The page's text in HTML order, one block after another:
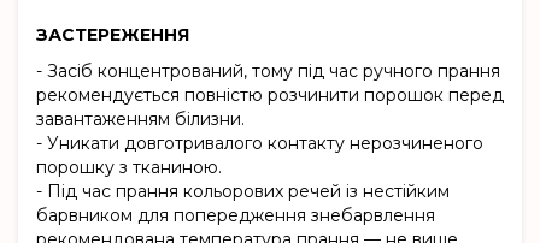
ЗАСТЕРЕЖЕННЯ
- Засіб концентрований, тому під час ручного прання
рекомендується повністю розчинити порошок перед
завантаженням білизни.
- Уникати довготривалого контакту нерозчиненого
порошку з тканиною.
- Під час прання кольорових речей із нестійким
барвником для попередження знебарвлення